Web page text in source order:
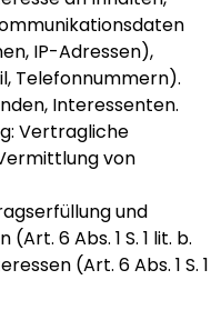
IP-Adressen),
Telefonnummern).
Interessenten.
Vertragliche
von
und
6 Abs. 1 S. 1 lit. b.
(Art. 6 Abs. 1 S. 1